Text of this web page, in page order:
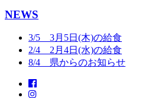
NEWS
3/5 3月5日(木)の給食
2/4 2月4日(水)の給食
8/4 県からのお知らせ